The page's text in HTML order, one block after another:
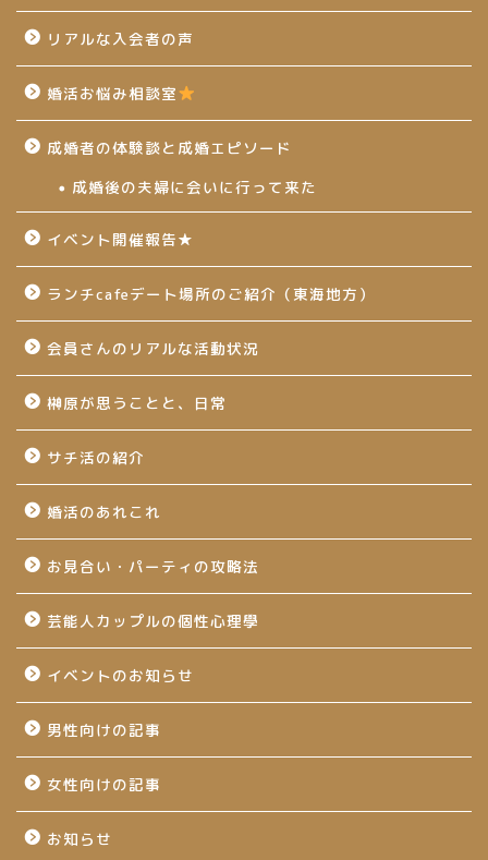
リアルな入会者の声
婚活お悩み相談室
成婚者の体験談と成婚エピソード
成婚後の夫婦に会いに行って来た
イベント開催報告★
ランチcafeデート場所のご紹介（東海地方）
会員さんのリアルな活動状況
榊原が思うことと、日常
サチ活の紹介
婚活のあれこれ
お見合い・パーティの攻略法
芸能人カップルの個性心理學
イベントのお知らせ
男性向けの記事
女性向けの記事
お知らせ